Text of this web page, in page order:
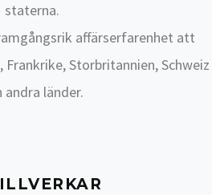
staterna.
affärserfarenhet att
Storbritannien, Schweiz
andra länder.